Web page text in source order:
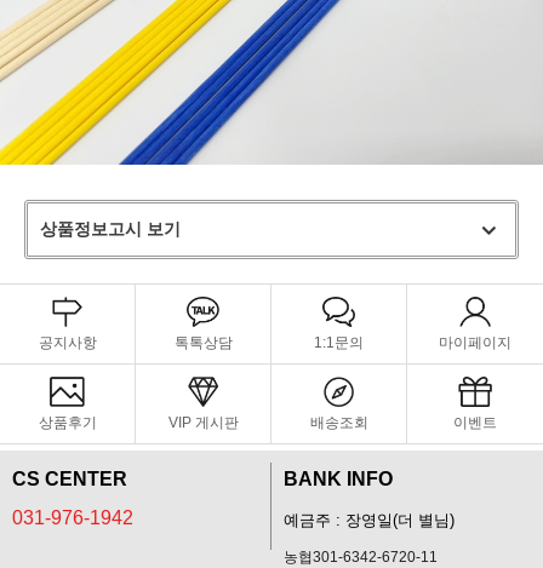
상품정보고시 보기
공지사항 톡톡상담 1:1문의 마이페이지
상품후기 VIP 게시판 배송조회 이벤트
CS CENTER
031-976-1942
BANK INFO
예금주 : 장영일(더 별님)
농협301-6342-6720-11